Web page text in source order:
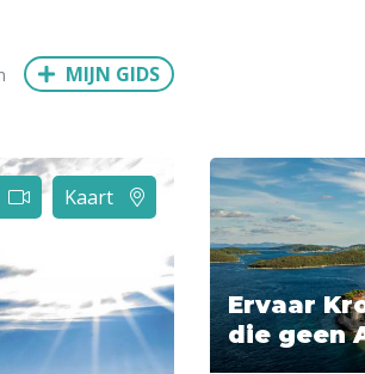
Budapest Bangkok
MIJN GIDS
Kaart
Ervaar
die geen